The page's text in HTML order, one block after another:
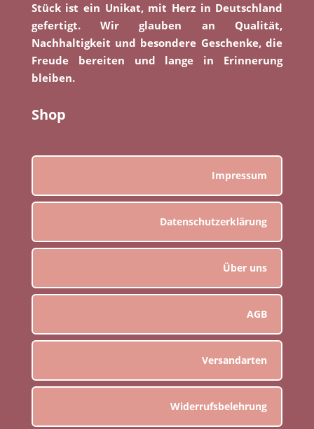
Stück ist ein Unikat, mit Herz in Deutschland
gefertigt. Wir glauben an Qualität,
Nachhaltigkeit und besondere Geschenke, die
Freude bereiten und lange in Erinnerung
bleiben.
Shop
Impressum
Datenschutzerklärung
Über uns
AGB
Versandarten
Widerrufsbelehrung